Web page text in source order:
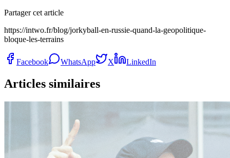
Partager cet article
https://intwo.fr/blog/jorkyball-en-russie-quand-la-geopolitique-
bloque-les-terrains
Facebook WhatsApp X LinkedIn
Articles similaires